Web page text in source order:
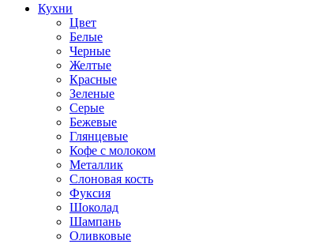
Кухни
Цвет
Белые
Черные
Желтые
Красные
Зеленые
Серые
Бежевые
Глянцевые
Кофе с молоком
Металлик
Слоновая кость
Фуксия
Шоколад
Шампань
Оливковые